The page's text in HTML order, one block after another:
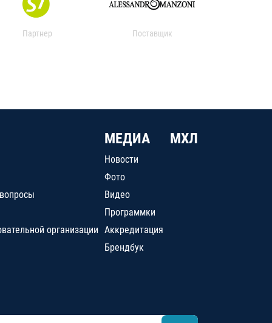
Партнер Поставщик
организации
МЕДИА
Новости
Фото
Видео
Программки
Аккредитация
Брендбук
МХЛ